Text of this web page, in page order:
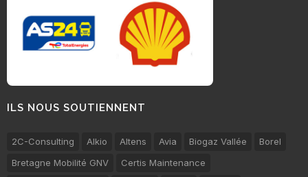
ILS NOUS SOUTIENNENT
2C-Consulting Alkio Altens Avia Biogaz Vallée
Borel
Bretagne Mobilité GNV
Certis Maintenance